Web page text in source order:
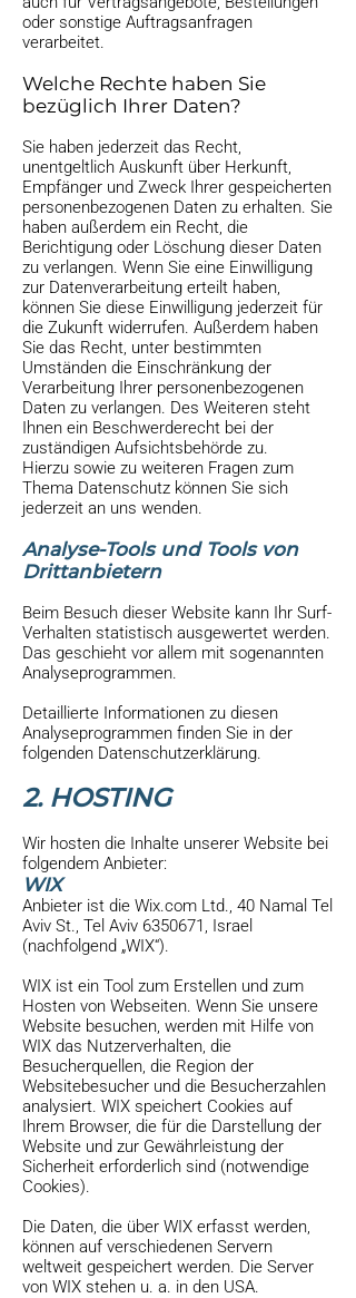
oder sonstige Auftragsanfragen
verarbeitet.
Welche Rechte haben Sie
bezüglich Ihrer Daten?
Sie haben jederzeit das Recht,
unentgeltlich Auskunft über Herkunft,
Empfänger und Zweck Ihrer gespeicherten
personenbezogenen Daten zu erhalten. Sie
haben außerdem ein Recht, die
Berichtigung oder Löschung dieser Daten
zu verlangen. Wenn Sie eine Einwilligung
zur Datenverarbeitung erteilt haben,
können Sie diese Einwilligung jederzeit für
die Zukunft widerrufen. Außerdem haben
Sie das Recht, unter bestimmten
Umständen die Einschränkung der
Verarbeitung Ihrer personenbezogenen
Daten zu verlangen. Des Weiteren steht
Ihnen ein Beschwerderecht bei der
zuständigen Aufsichtsbehörde zu.
Hierzu sowie zu weiteren Fragen zum
Thema Datenschutz können Sie sich
jederzeit an uns wenden.
Analyse-Tools und Tools von
Dritt­anbietern
Beim Besuch dieser Website kann Ihr Surf-
Verhalten statistisch ausgewertet werden.
Das geschieht vor allem mit sogenannten
Analyseprogrammen.
Detaillierte Informationen zu diesen
Analyseprogrammen finden Sie in der
folgenden Datenschutzerklärung.
2. HOSTING
Wir hosten die Inhalte unserer Website bei
folgendem Anbieter:
WIX
Anbieter ist die Wix.com Ltd., 40 Namal Tel
Aviv St., Tel Aviv 6350671 , Israel
(nachfolgend „WIX“).
WIX ist ein Tool zum Erstellen und zum
Hosten von Webseiten. Wenn Sie unsere
Website besuchen, werden mit Hilfe von
WIX das Nutzerverhalten, die
Besucherquellen, die Region der
Websitebesucher und die Besucherzahlen
analysiert. WIX speichert Cookies auf
Ihrem Browser, die für die Darstellung der
Website und zur Gewährleistung der
Sicherheit erforderlich sind (notwendige
Cookies).
Die Daten, die über WIX erfasst werden,
können auf verschiedenen Servern
weltweit gespeichert werden. Die Server
von WIX stehen u. a. in den USA.